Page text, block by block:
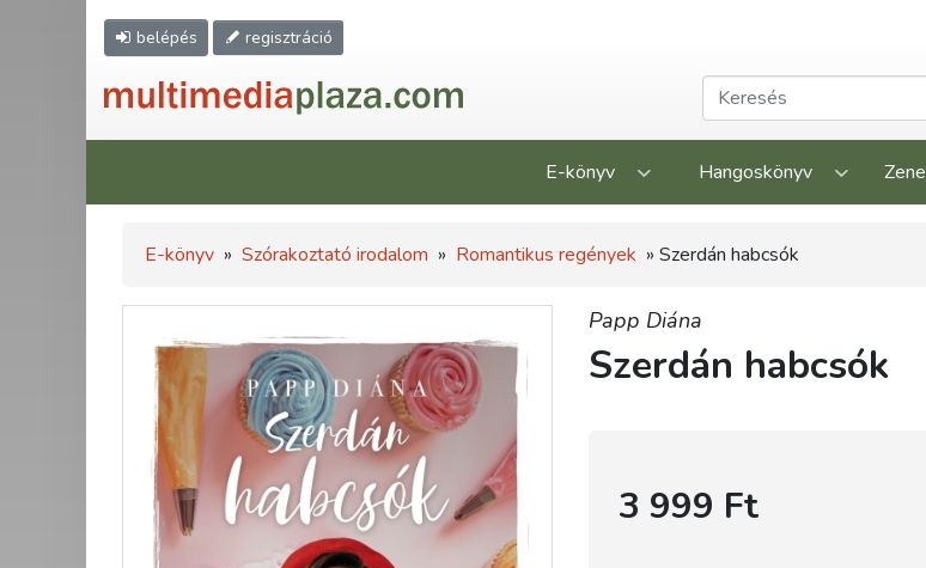
belépés regisztráció
E-könyv Hangoskönyv Zene
E-könyv » Szórakoztató irodalom » Romantikus regények » Szerdán habcsók
Papp Diána
Szerdán habcsók
3 999 Ft